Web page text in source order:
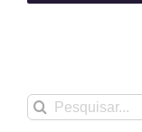
Buscar
resultados